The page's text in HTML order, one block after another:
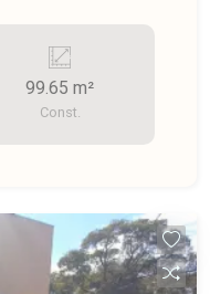
99.65 m²
Const.